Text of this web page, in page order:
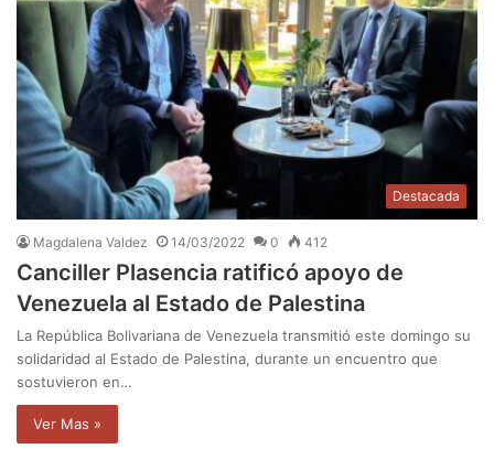
Destacada
Magdalena Valdez 14/03/2022 0 412
Canciller Plasencia ratificó apoyo de
Venezuela al Estado de Palestina
La República Bolivariana de Venezuela transmitió este domingo su
solidaridad al Estado de Palestina, durante un encuentro que
sostuvieron en…
Ver Mas »